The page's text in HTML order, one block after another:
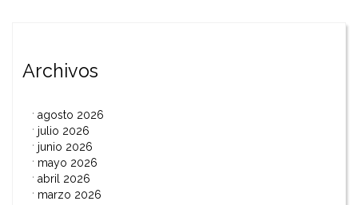
Archivos
agosto 2026
julio 2026
junio 2026
mayo 2026
abril 2026
marzo 2026